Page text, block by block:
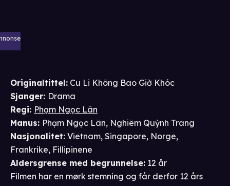
Originaltittel: Cu Li Không Bao Giờ Khóc
Sjanger: Drama
Regi: Phạm Ngọc Lân
Manus: Phạm Ngọc Lân, Nghiêm Quỳnh Trang
Nasjonalitet: Vietnam, Singapore, Norge,
Frankrike, Fillipinene
Aldersgrense med begrunnelse: 12 år
Filmen har en mørk stemning og får derfor 12 års